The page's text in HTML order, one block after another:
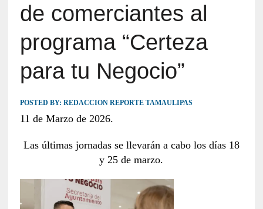
de comerciantes al
programa “Certeza
para tu Negocio”
POSTED BY: REDACCION REPORTE TAMAULIPAS
11 de Marzo de 2026.
Las últimas jornadas se llevarán a cabo los días 18
y 25 de marzo.